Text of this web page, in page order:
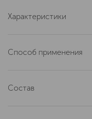
Характеристики
Способ применения
Состав